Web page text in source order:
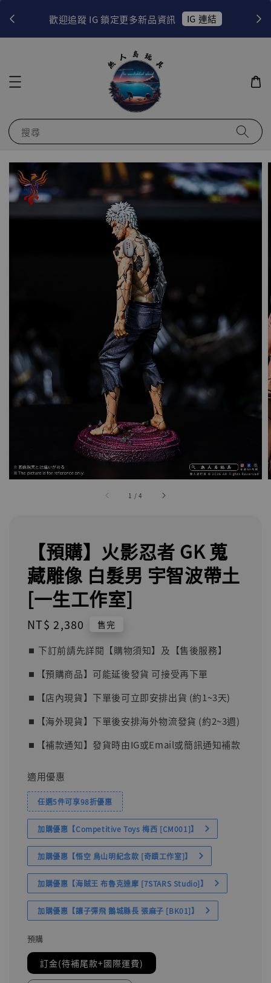
歡迎追蹤 IG 鎖定更多新品資訊 IG 連結
搜尋
1 /4
【預購】火影忍者 GK 蒐
藏雕像 白髮男 宇智波帶土
[一生工作室]
Regular
NT$ 2,380 售完
⏹︎ 下訂前請先詳閱【購物須知】及【售後服務】
⏹︎【預購商品】可能延後發貨 可接受再下單
⏹︎【店內現貨】下單後可立即安排出貨 (約1~3天)
⏹︎【海外現貨】下單後安排海外物流發貨 (約2~3週)
⏹︎【補款通知】發貨時由IG或Email或簡訊通知補款
適用優惠
任選5件可享98折優惠
加購優惠【Competitive Toys 梅西 [CM001]】
加購優惠【悟空 鳥山明紀念款 [奇蹟工作室]】
加購優惠【海賊王 布魯克達摩 [7STARS Studio]】
加購優惠【讓子彈飛 鵝城縣長 張麻子 [BK01]】
預購
訂金(待補尾款+國際運費)